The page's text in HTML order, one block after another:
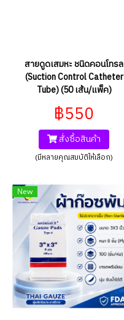
สายดูดเสมหะ ชนิดคอนโทรล
(Suction Control Catheter
Tube) (50 เส้น/แพ็ค)
฿550
สั่งซื้อสินค้า
(มีหลายคุณสมบัติให้เลือก)
New